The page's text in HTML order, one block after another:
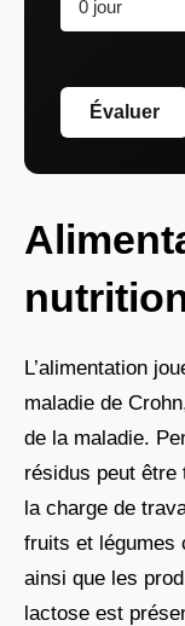
Évaluer
L’alimentation
maladie de
de la maladie.
résidus peut être
la charge de
fruits et légumes
ainsi que les
lactose est